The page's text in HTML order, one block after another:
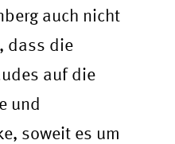
auch nicht
dass die
auf die
und
soweit es um